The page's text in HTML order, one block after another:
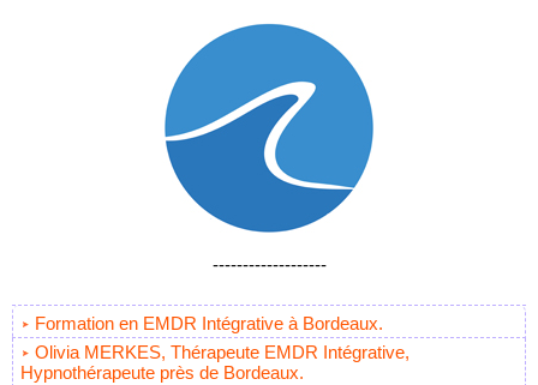
-------------------
Formation en EMDR Intégrative à Bordeaux.
Olivia MERKES, Thérapeute EMDR Intégrative,
Hypnothérapeute près de Bordeaux.